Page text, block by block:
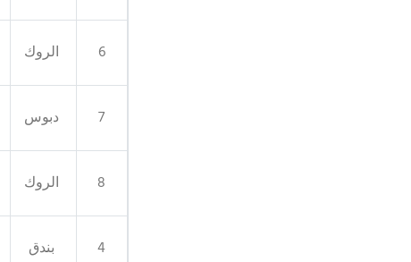
6 الروك
7 دبوس
8 الروك
4 بندق